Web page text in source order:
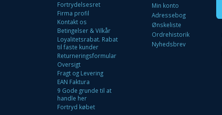
Fortrydelsesret
Firma profil
Kontakt os
Betingelser & Vilkår
Loyalitetsrabat. Rabat
til faste kunder
Returneringsformular
Oversigt
Fragt og Levering
EAN Faktura
9 Gode grunde til at
handle her
Fortryd købet
Min konto
Adressebog
Ønskeliste
Ordrehistorik
Nyhedsbrev